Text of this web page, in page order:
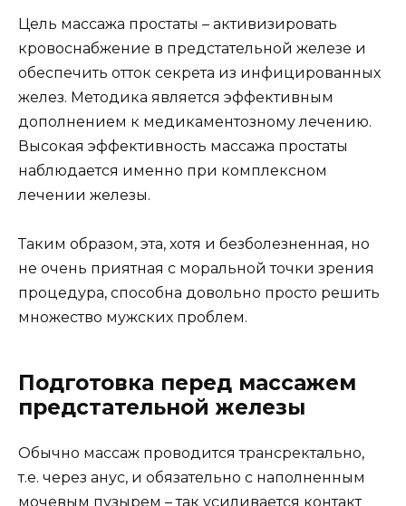
Цель массажа простаты – активизировать
кровоснабжение в предстательной железе и
обеспечить отток секрета из инфицированных
желез. Методика является эффективным
дополнением к медикаментозному лечению.
Высокая эффективность массажа простаты
наблюдается именно при комплексном
лечении железы.
Таким образом, эта, хотя и безболезненная, но
не очень приятная с моральной точки зрения
процедура, способна довольно просто решить
множество мужских проблем.
Подготовка перед массажем
предстательной железы
Обычно массаж проводится трансректально,
т.е. через анус, и обязательно с наполненным
мочевым пузырем – так усиливается контакт